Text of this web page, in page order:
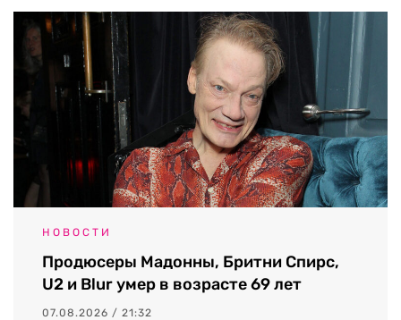
НОВОСТИ
Продюсеры Мадонны, Бритни Спирс,
U2 и Blur умер в возрасте 69 лет
07.08.2026 / 21:32